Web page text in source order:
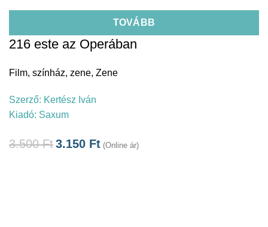
TOVÁBB
216 este az Operában
Film, színház, zene, Zene
Szerző: Kertész Iván
Kiadó: Saxum
3.500Ft3.150 Ft (Online ár)